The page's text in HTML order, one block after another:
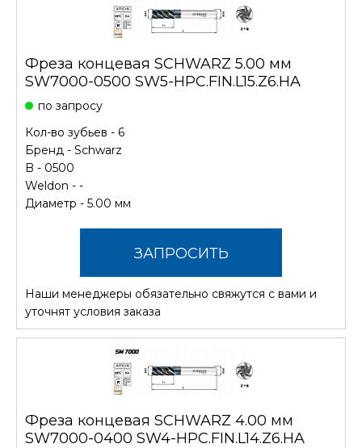
Фреза концевая SCHWARZ 5.00 мм
SW7000-0500 SW5-HPC.FIN.L15.Z6.HA
по запросу
Кол-во зубьев - 6
Бренд - Schwarz
B - 0500
Weldon - -
Диаметр - 5.00 мм
ЗАПРОСИТЬ
СТОИМОСТЬ
Наши менеджеры обязательно свяжутся с вами и
уточнят условия заказа
Фреза концевая SCHWARZ 4.00 мм
SW7000-0400 SW4-HPC.FIN.L14.Z6.HA